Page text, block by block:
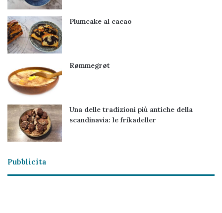
Plumcake al cacao
Rømmegrøt
Una delle tradizioni più antiche della
scandinavia: le frikadeller
Pubblicita